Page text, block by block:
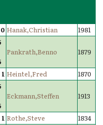
Hanak,Christian 1981
Pankrath,Benno 1879
Heintel,Fred 1870
Eckmann,Steffen 1913
Rothe,Steve
1834